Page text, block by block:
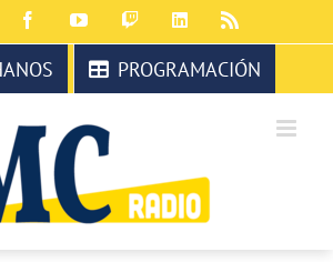
FacebookYouTubeTwitchLinkedIn
PROGRAMACIÓN